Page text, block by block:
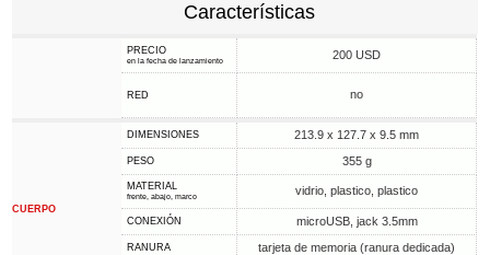
Características
PRECIO
en la fecha de lanzamiento 200 USD
RED no
CUERPO
DIMENSIONES 213.9 x 127.7 x 9.5 mm
PESO 355 g
MATERIAL
frente, abajo, marco vidrio, plastico, plastico
CONEXIÓN microUSB, jack 3.5mm
RANURA tarjeta de memoria (ranura dedicada)